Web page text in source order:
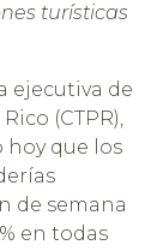
turísticas
ejecutiva de
(CTPR),
hoy que los
de semana
en todas